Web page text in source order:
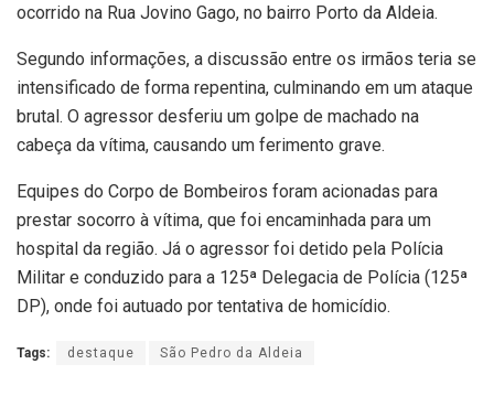
ocorrido na Rua Jovino Gago, no bairro Porto da Aldeia.
Segundo informações, a discussão entre os irmãos teria se
intensificado de forma repentina, culminando em um ataque
brutal. O agressor desferiu um golpe de machado na
cabeça da vítima, causando um ferimento grave.
Equipes do Corpo de Bombeiros foram acionadas para
prestar socorro à vítima, que foi encaminhada para um
hospital da região. Já o agressor foi detido pela Polícia
Militar e conduzido para a 125ª Delegacia de Polícia (125ª
DP), onde foi autuado por tentativa de homicídio.
Tags: destaque São Pedro da Aldeia